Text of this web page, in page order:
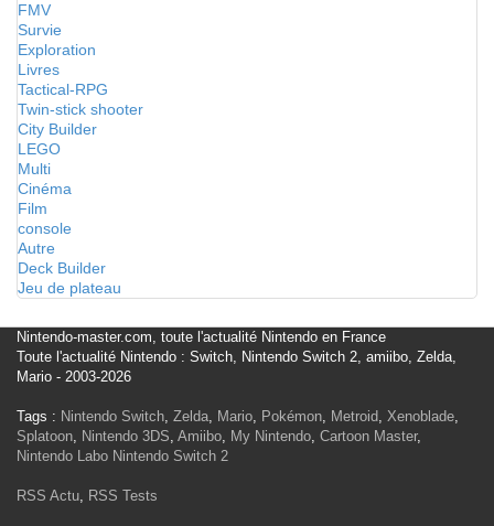
FMV
Survie
Exploration
Livres
Tactical-RPG
Twin-stick shooter
City Builder
LEGO
Multi
Cinéma
Film
console
Autre
Deck Builder
Jeu de plateau
Nintendo-master.com, toute l'actualité Nintendo en France
Toute l'actualité Nintendo : Switch, Nintendo Switch 2, amiibo, Zelda,
Mario - 2003-2026
Tags : Nintendo Switch, Zelda, Mario, Pokémon, Metroid, Xenoblade,
Splatoon, Nintendo 3DS, Amiibo, My Nintendo, Cartoon Master,
Nintendo Labo Nintendo Switch 2
RSS Actu, RSS Tests